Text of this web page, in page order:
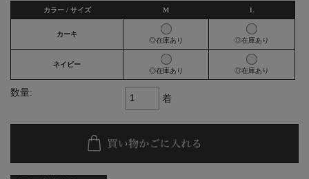
カラー / サイズ M L
カーキ
◎在庫あり
◎在庫あり
ネイビー
◎在庫あり
◎在庫あり
数量:
着